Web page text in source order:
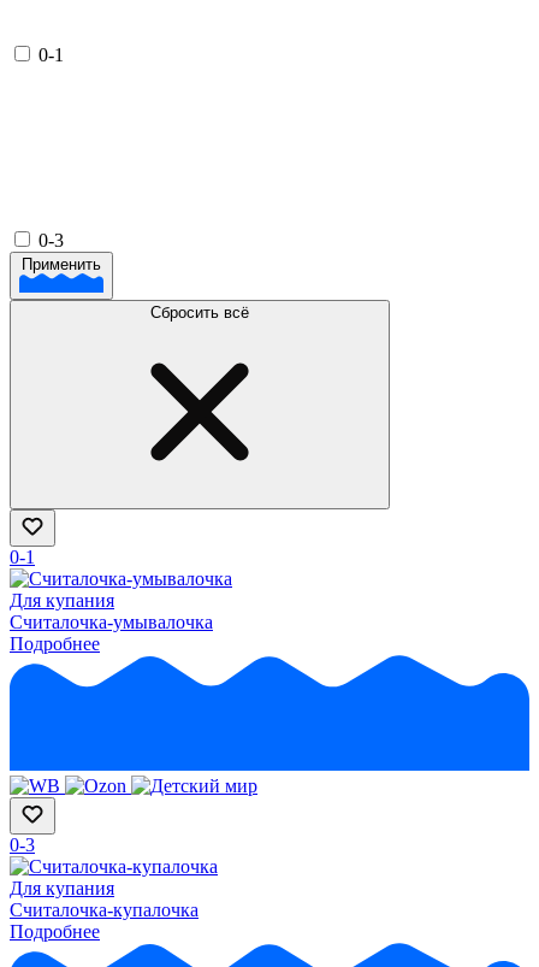
0-1
0-3
Применить
Сбросить всё
0-1
Для купания
Считалочка-умывалочка
Подробнее
0-3
Для купания
Считалочка-купалочка
Подробнее